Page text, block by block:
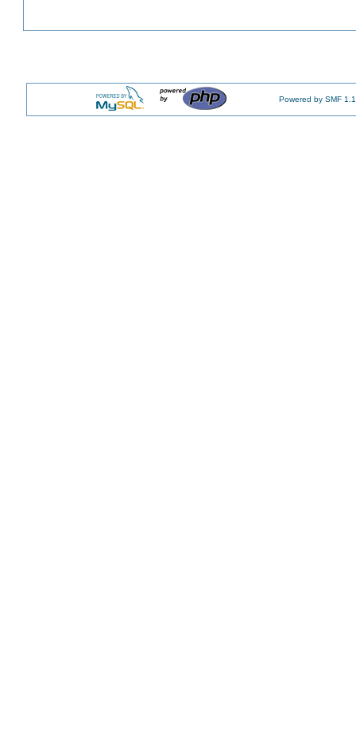
Powered by SMF